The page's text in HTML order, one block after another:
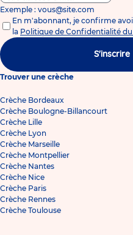
Exemple : vous@site.com
En m'abonnant, je confirme
la Politique de Confidentialité
S'inscrire
Trouver une crèche
Crèche Bordeaux
Crèche Boulogne-Billancourt
Crèche Lille
Crèche Lyon
Crèche Marseille
Crèche Montpellier
Crèche Nantes
Crèche Nice
Crèche Paris
Crèche Rennes
Crèche Toulouse